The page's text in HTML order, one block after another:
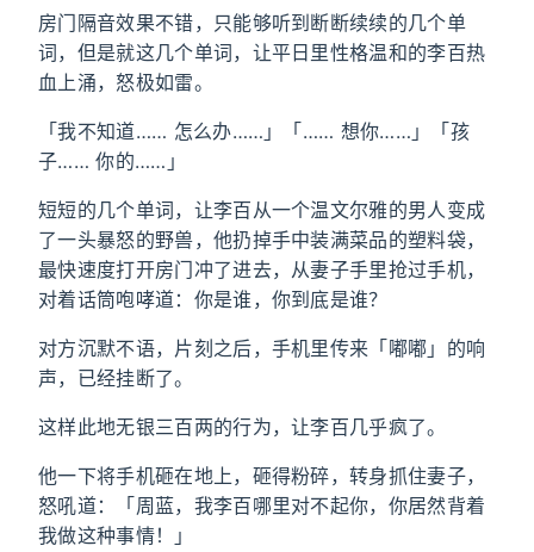
房门隔音效果不错，只能够听到断断续续的几个单
词，但是就这几个单词，让平日里性格温和的李百热
血上涌，怒极如雷。
「我不知道…… 怎么办……」「…… 想你……」「孩
子…… 你的……」
短短的几个单词，让李百从一个温文尔雅的男人变成
了一头暴怒的野兽，他扔掉手中装满菜品的塑料袋，
最快速度打开房门冲了进去，从妻子手里抢过手机，
对着话筒咆哮道：你是谁，你到底是谁？
对方沉默不语，片刻之后，手机里传来「嘟嘟」的响
声，已经挂断了。
这样此地无银三百两的行为，让李百几乎疯了。
他一下将手机砸在地上，砸得粉碎，转身抓住妻子，
怒吼道：「周蓝，我李百哪里对不起你，你居然背着
我做这种事情！」